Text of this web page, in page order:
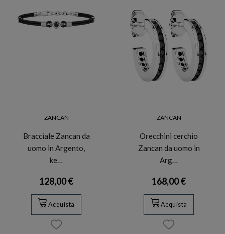
ZANCAN
Bracciale Zancan da
uomo in Argento,
ke…
128,00 €
Acquista
ZANCAN
Orecchini cerchio
Zancan da uomo in
Arg…
168,00 €
Acquista